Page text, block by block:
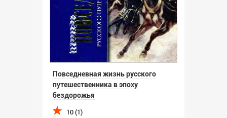
Повседневная жизнь русского
путешественника в эпоху
бездорожья
10 (1)